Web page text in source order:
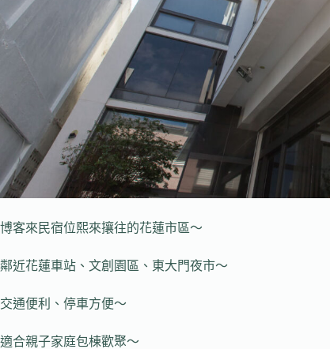
博客來民宿位熙來攘往的花蓮市區～
鄰近花蓮車站、文創園區、東大門夜市～
交通便利、停車方便～
適合親子家庭包棟歡聚～